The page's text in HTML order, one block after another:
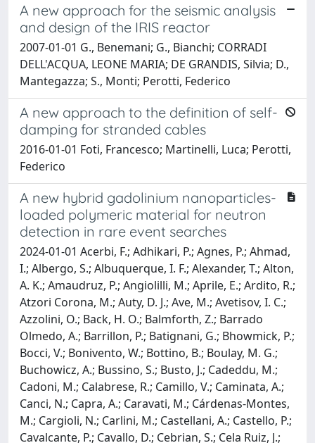
A new approach for the seismic analysis
and design of the IRIS reactor
2007-01-01 G., Benemani; G., Bianchi; CORRADI
DELL'ACQUA, LEONE MARIA; DE GRANDIS, Silvia; D.,
Mantegazza; S., Monti; Perotti, Federico
A new approach to the definition of self-
damping for stranded cables
2016-01-01 Foti, Francesco; Martinelli, Luca; Perotti,
Federico
A new hybrid gadolinium nanoparticles-
loaded polymeric material for neutron
detection in rare event searches
2024-01-01 Acerbi, F.; Adhikari, P.; Agnes, P.; Ahmad,
I.; Albergo, S.; Albuquerque, I. F.; Alexander, T.; Alton,
A. K.; Amaudruz, P.; Angiolilli, M.; Aprile, E.; Ardito, R.;
Atzori Corona, M.; Auty, D. J.; Ave, M.; Avetisov, I. C.;
Azzolini, O.; Back, H. O.; Balmforth, Z.; Barrado
Olmedo, A.; Barrillon, P.; Batignani, G.; Bhowmick, P.;
Bocci, V.; Bonivento, W.; Bottino, B.; Boulay, M. G.;
Buchowicz, A.; Bussino, S.; Busto, J.; Cadeddu, M.;
Cadoni, M.; Calabrese, R.; Camillo, V.; Caminata, A.;
Canci, N.; Capra, A.; Caravati, M.; Cárdenas-Montes,
M.; Cargioli, N.; Carlini, M.; Castellani, A.; Castello, P.;
Cavalcante, P.; Cavallo, D.; Cebrian, S.; Cela Ruiz, J.;